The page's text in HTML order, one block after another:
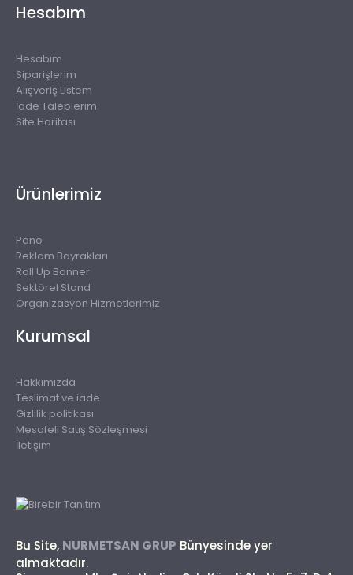
Hesabım
Hesabım
Siparişlerim
Alışveriş Listem
İade Taleplerim
Site Haritası
Ürünlerimiz
Pano
Reklam Bayrakları
Roll Up Banner
Sektörel Stand
Organizasyon Hizmetlerimiz
Kurumsal
Hakkımızda
Teslimat ve iade
Gizlilik politikası
Mesafeli Satış Sözleşmesi
İletişim
Bu Site, NURMETSAN GRUP Bünyesinde yer
almaktadır.